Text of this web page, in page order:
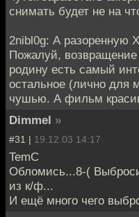
снимать будет не на
2nibl0g: А разоренную
Пожалуй,
родину есть самый
остальное (лично для
чушью. А фильм
Dimmel »
#31 | 19.12.03 14:17
TemC
Обломись...8-(
из к/ф...
И ещё много чего